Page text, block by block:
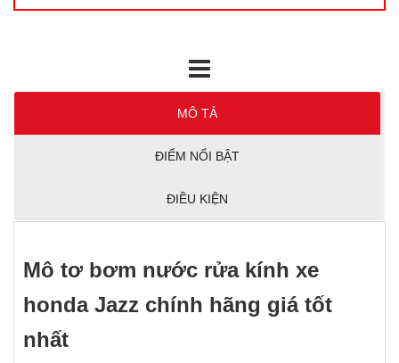
MÔ TẢ
ĐIỂM NỔI BẬT
ĐIỀU KIỆN
Mô tơ bơm nước rửa kính xe
honda Jazz chính hãng giá tốt
nhất